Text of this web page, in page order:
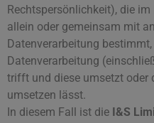
Rechtspersönlichkeit), die
allein oder gemeinsam mit
Datenverarbeitung
Datenverarbeitung
trifft und diese umsetzt oder
umsetzen lässt.
In diesem Fall ist die I&S